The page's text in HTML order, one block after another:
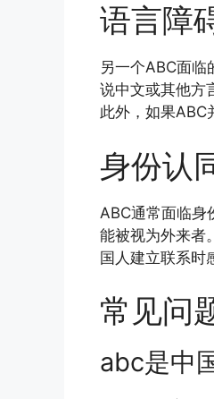
语言障
另一个ABC面临
说中文或其他方
此外，如果ABC
身份认
ABC通常面临身
能被视为外来者
国人建立联系时
常见问
abc是中